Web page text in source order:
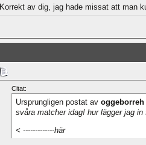
Korrekt av dig, jag hade missat att man
Citat:
Ursprungligen postat av oggeborreh
svåra matcher idag! hur lägger jag
< -------------här